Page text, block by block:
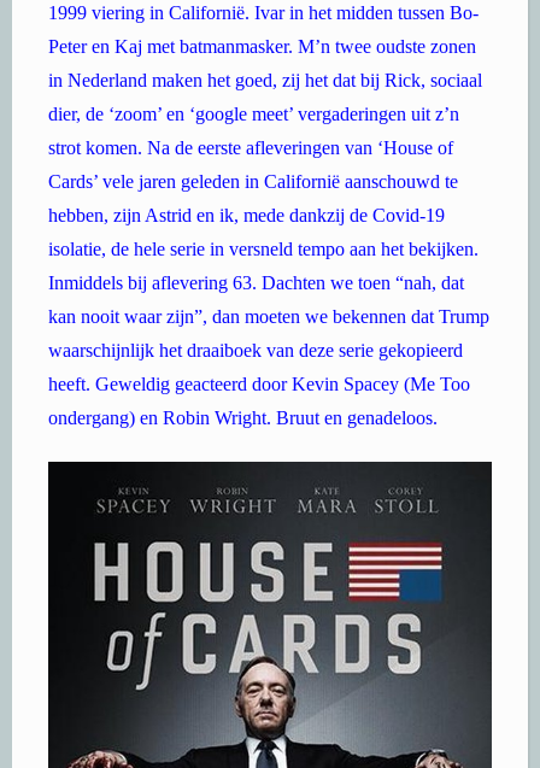
1999 viering in Californië. Ivar in het midden tussen Bo-
Peter en Kaj met batmanmasker. M’n twee oudste zonen
in Nederland maken het goed, zij het dat bij Rick, sociaal
dier, de ‘zoom’ en ‘google meet’ vergaderingen uit z’n
strot komen. Na de eerste afleveringen van ‘House of
Cards’ vele jaren geleden in Californië aanschouwd te
hebben, zijn Astrid en ik, mede dankzij de Covid-19
isolatie, de hele serie in versneld tempo aan het bekijken.
Inmiddels bij aflevering 63. Dachten we toen “nah, dat
kan nooit waar zijn”, dan moeten we bekennen dat Trump
waarschijnlijk het draaiboek van deze serie gekopieerd
heeft. Geweldig geacteerd door Kevin Spacey (Me Too
ondergang) en Robin Wright. Bruut en genadeloos.